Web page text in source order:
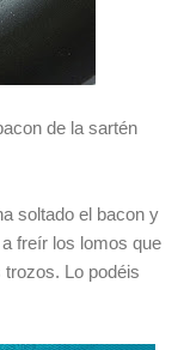
de la sartén
soltado el bacon y
freír los lomos que
Lo podéis